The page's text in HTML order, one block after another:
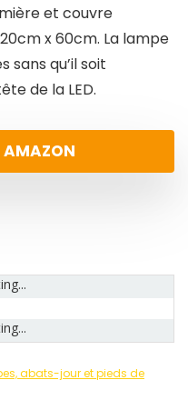
et couvre
x 60cm. La lampe
sans qu’il soit
de la LED.
AMAZON
abats-jour et pieds de